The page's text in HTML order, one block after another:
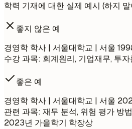
학력 기재에 대한 실제 예시 (하지
좋지 않은 예
경영학 학사 | 서울대학교 | 서울
수강 과목: 회계원리, 기업재무, 투
좋은 예
경영학 학사 | 서울대학교 | 서울
관련 과목: 재무 분석, 위험 평가 방
2023년 가을학기 학장상